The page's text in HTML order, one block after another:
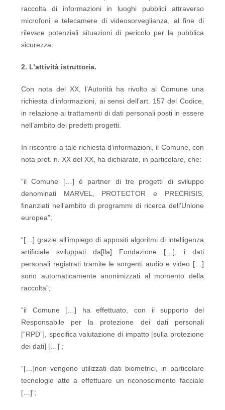
raccolta di informazioni in luoghi pubblici attraverso
microfoni e telecamere di videosorveglianza, al fine di
rilevare potenziali situazioni di pericolo per la pubblica
sicurezza.
2. L’attività istruttoria.
Con nota del XX, l’Autorità ha rivolto al Comune una
richiesta d’informazioni, ai sensi dell’art. 157 del Codice,
in relazione ai trattamenti di dati personali posti in essere
nell’ambito dei predetti progetti.
In riscontro a tale richiesta d’informazioni, il Comune, con
nota prot. n. XX del XX, ha dichiarato, in particolare, che:
“il Comune […] è partner di tre progetti di sviluppo
denominati MARVEL, PROTECTOR e PRECRISIS,
finanziati nell’ambito di programmi di ricerca dell’Unione
europea”;
“[…] grazie all’impiego di appositi algoritmi di intelligenza
artificiale sviluppati da[lla] Fondazione […], i dati
personali registrati tramite le sorgenti audio e video […]
sono automaticamente anonimizzati al momento della
raccolta”;
“il Comune […] ha effettuato, con il supporto del
Responsabile per la protezione dei dati personali
[“RPD”], specifica valutazione di impatto [sulla protezione
dei dati] […]”;
“[…]non vengono utilizzati dati biometrici, in particolare
tecnologie atte a effettuare un riconoscimento facciale
[…]”;